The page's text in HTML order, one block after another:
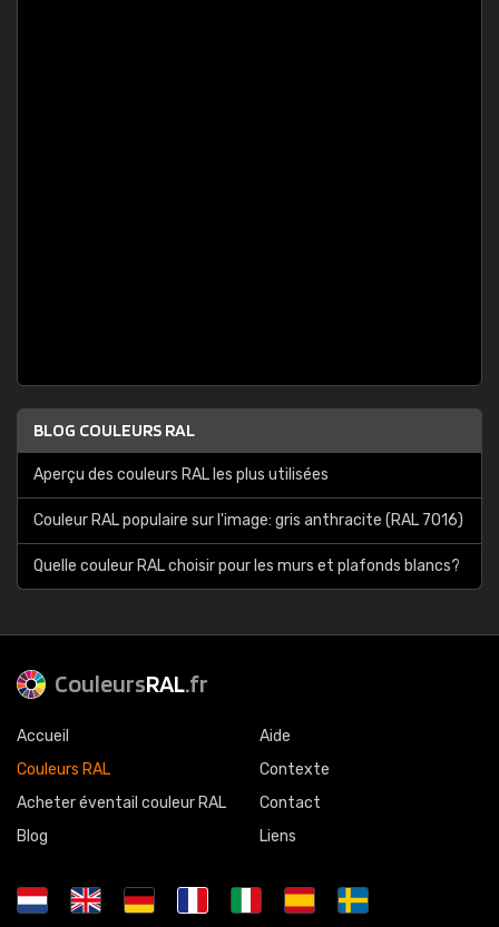
BLOG COULEURS RAL
Aperçu des couleurs RAL les plus utilisées
Couleur RAL populaire sur l'image: gris anthracite (RAL 7016)
Quelle couleur RAL choisir pour les murs et plafonds blancs?
CouleursRAL.fr
Accueil
Couleurs RAL
Acheter éventail couleur RAL
Blog
Aide
Contexte
Contact
Liens